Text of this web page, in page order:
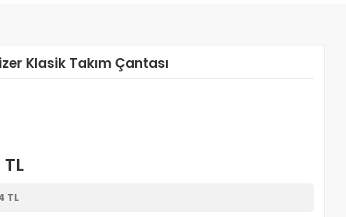
Klasik Takım Çantası
TL